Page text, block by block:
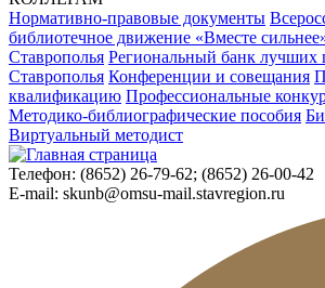
Нормативно-правовые документы
библиотечное движение «Вместе
Ставрополья Региональный банк лучших
Ставрополья Конференции и совещания
квалификацию Профессиональные
Методико-библиографические пособия
Виртуальный методист
Телефон: (8652) 26-79-62; (8652) 26-00-42
E-mail: skunb@omsu-mail.stavregion.ru